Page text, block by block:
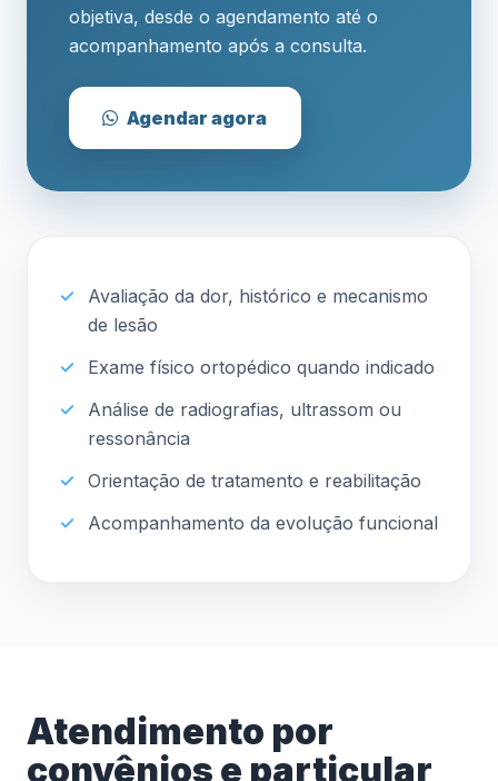
objetiva, desde o agendamento até o
acompanhamento após a consulta.
Agendar agora
Avaliação da dor, histórico e mecanismo
de lesão
Exame físico ortopédico quando indicado
Análise de radiografias, ultrassom ou
ressonância
Orientação de tratamento e reabilitação
Acompanhamento da evolução funcional
Atendimento por
convênios e particular